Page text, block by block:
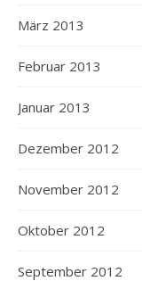
März 2013
Februar 2013
Januar 2013
Dezember 2012
November 2012
Oktober 2012
September 2012